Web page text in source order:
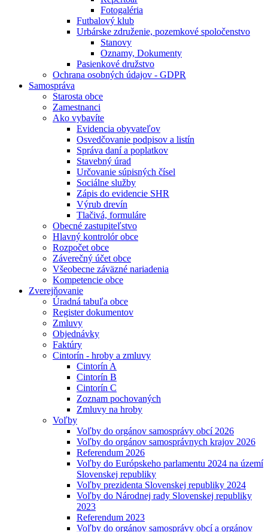
Fotogaléria
Futbalový klub
Urbárske združenie, pozemkové spoločenstvo
Stanovy
Oznamy, Dokumenty
Pasienkové družstvo
Ochrana osobných údajov - GDPR
Samospráva
Starosta obce
Zamestnanci
Ako vybavíte
Evidencia obyvateľov
Osvedčovanie podpisov a listín
Správa daní a poplatkov
Stavebný úrad
Určovanie súpisných čísel
Sociálne služby
Zápis do evidencie SHR
Výrub drevín
Tlačivá, formuláre
Obecné zastupiteľstvo
Hlavný kontrolór obce
Rozpočet obce
Záverečný účet obce
Všeobecne záväzné nariadenia
Kompetencie obce
Zverejňovanie
Úradná tabuľa obce
Register dokumentov
Zmluvy
Objednávky
Faktúry
Cintorín - hroby a zmluvy
Cintorín A
Cintorín B
Cintorín C
Zoznam pochovaných
Zmluvy na hroby
Voľby
Voľby do orgánov samosprávy obcí 2026
Voľby do orgánov samosprávnych krajov 2026
Referendum 2026
Voľby do Európskeho parlamentu 2024 na území
Slovenskej republiky
Voľby prezidenta Slovenskej republiky 2024
Voľby do Národnej rady Slovenskej republiky
2023
Referendum 2023
Voľby do orgánov samosprávy obcí a orgánov